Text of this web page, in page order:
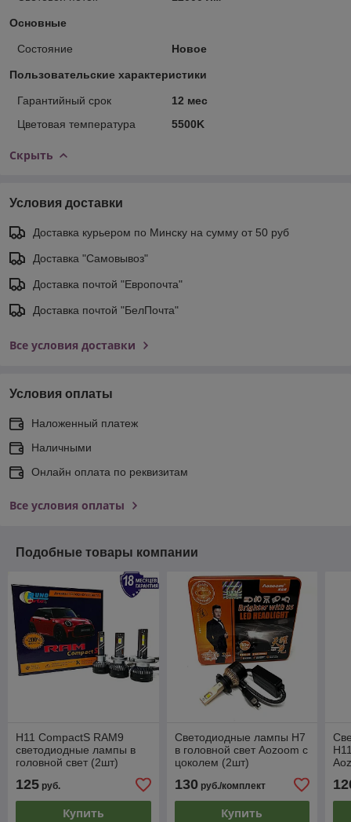
Основные
Состояние Новое
Пользовательские характеристики
Гарантийный срок
12 мес
Цветовая температура
5500K
Скрыть
Условия доставки
Доставка курьером по Минску на сумму от 50 руб
Доставка "Самовывоз"
Доставка почтой "Европочта"
Доставка почтой "БелПочта"
Все условия доставки
Условия оплаты
Наложенный платеж
Наличными
Онлайн оплата по реквизитам
Все условия оплаты
Подобные товары компании
H11 CompactS RAM9
светодиодные лампы в
головной свет (2шт)
125 руб.
Купить
Светодиодные лампы H7
в головной свет Aozoom с
цоколем (2шт)
130руб./комплект
Купить